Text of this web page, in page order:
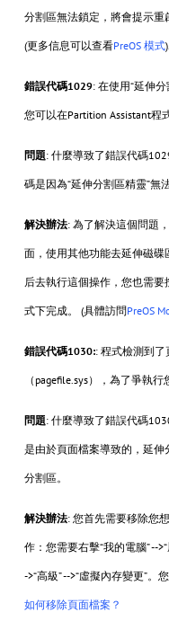
分割區無法鎖定，將會提示重
(更多信息可以查看PreOS 模式).
錯誤代碼1029: 在使用“延伸
您可以在Partition Assistant程
問題: 什麼導致了錯誤代碼
碼是因為“延伸分割區精靈”無
解決辦法: 為了解決這個問題
面，使用其他功能去延伸磁碟
后去執行這個操作，您也需要
式下完成。 (具體訪問PreOS
錯誤代碼1030:: 程式檢測到
（pagefile.sys），為了爭執
問題: 什麼導致了錯誤代碼
是由於頁面檔案導致的，延
分割區。
解決辦法: 您首先需要移除您
作：您需要右擊“我的電腦” --
->“高級” -->“虛擬內存變更”
如何移除頁面檔案？